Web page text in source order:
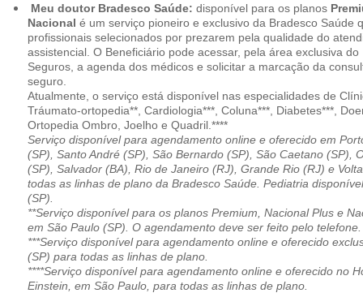
Meu doutor Bradesco Saúde: disponível para os planos
Nacional é um serviço pioneiro e exclusivo da Bradesco Saúde
profissionais selecionados por prezarem pela qualidade do
assistencial. O Beneficiário pode acessar, pela área exclusiva
Seguros, a agenda dos médicos e solicitar a marcação da
seguro.
Atualmente, o serviço está disponível nas especialidades de
Tráumato-ortopedia**, Cardiologia***, Coluna***, Diabetes***,
Ortopedia Ombro, Joelho e Quadril.****
Serviço disponível para agendamento online e oferecido em
(SP), Santo André (SP), São Bernardo (SP), São Caetano (SP),
(SP), Salvador (BA), Rio de Janeiro (RJ), Grande Rio (RJ) e
todas as linhas de plano da Bradesco Saúde. Pediatria
(SP).
**Serviço disponível para os planos Premium, Nacional Plus e
em São Paulo (SP). O agendamento deve ser feito pelo telefone.
***Serviço disponível para agendamento online e oferecido
(SP) para todas as linhas de plano.
****Serviço disponível para agendamento online e oferecido no
Einstein, em São Paulo, para todas as linhas de plano.